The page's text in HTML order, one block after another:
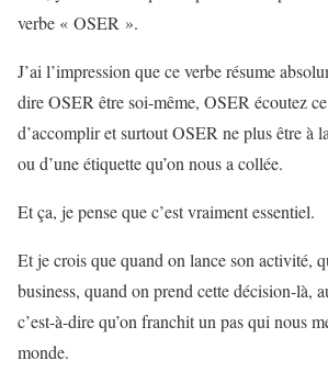
verbe « OSER ».
J’ai l’impression que ce verbe résume
dire OSER être soi-même, OSER écoutez
d’accomplir et surtout OSER ne plus être à
ou d’une étiquette qu’on nous a collée.
Et ça, je pense que c’est vraiment essentiel.
Et je crois que quand on lance son activité,
business, quand on prend cette décision-là,
c’est-à-dire qu’on franchit un pas qui nous
monde.